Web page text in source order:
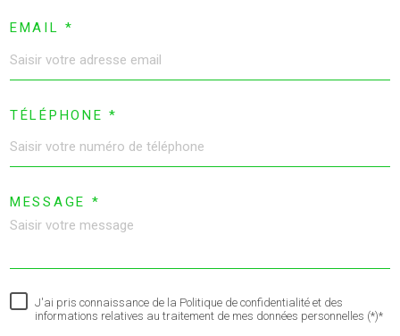
EMAIL *
TÉLÉPHONE *
MESSAGE *
J'ai pris connaissance de la Politique de confidentialité et des
informations relatives au traitement de mes données personnelles (*)*